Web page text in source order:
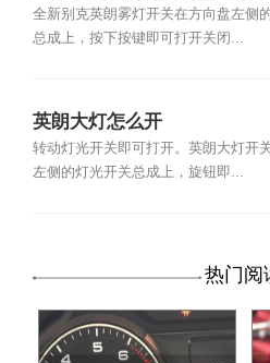
全新别克英朗雾灯开关在方向盘左侧
总成上，按下按键即可打开关闭...
英朗大灯怎么开
转动灯光开关即可打开。英朗大灯开
左侧的灯光开关总成上，旋钮即...
热门阅